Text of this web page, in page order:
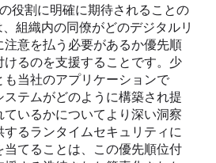
役割に明確に期待されることの
、組織内の同僚がどのデジタルリ
注意を払う必要があるか優先順
けるのを支援することです。少
も当社のアプリケーションで
ステムがどのように構築され提
ているかについてより深い洞察
するランタイムセキュリティに
当てることは、この優先順位付